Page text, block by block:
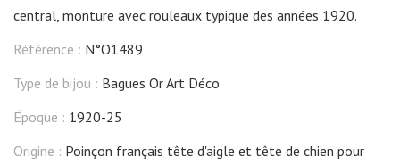
central, monture avec rouleaux typique des années 1920.
Référence : N°O1489
Type de bijou : Bagues Or Art Déco
Époque : 1920-25
Origine : Poinçon français tête d'aigle et tête de chien pour